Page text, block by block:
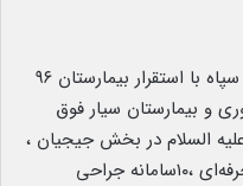
وی افزود : بهداری رزمی نیروی زمینی سپاه با استقرار بیمارستان ۹۶
و بیمارستان سیار فوق
علیه السلام در بخش جیجیان ،
در این راستا ۳۲۱ پزشک متخصص و حرفه‌ای ،۱۰سامانه جراحی